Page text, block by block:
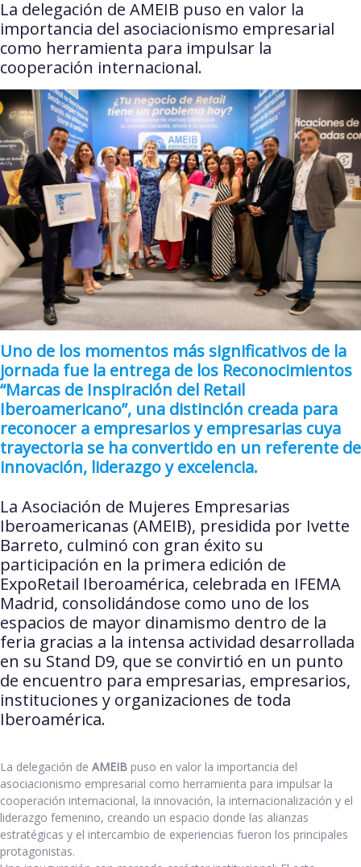
La delegación de AMEIB puso en valor la
importancia del asociacionismo empresarial
como herramienta para impulsar la
cooperación internacional.
Uno de los momentos más significativos de la
jornada fue la entrega de los Reconocimientos
“Marcas de Inspiración del Retail
Iberoamericano”, una distinción creada para
reconocer a empresarios y empresarias cuya
trayectoria se ha convertido en un referente de
innovación, liderazgo y excelencia.
La Asociación de Mujeres Empresarias
Iberoamericanas (AMEIB), presidida por Ivette
Barreto, culminó con gran éxito su
participación en la primera edición de
ExpoRetail Iberoamérica, celebrada en IFEMA
Madrid, consolidándose como uno de los
espacios de mayor dinamismo dentro de la
feria gracias a la intensa actividad desarrollada
en su Stand D9, que se convirtió en un punto
de encuentro para empresarias, empresarios,
instituciones y organizaciones de toda
Iberoamérica.
La delegación de AMEIB puso en valor la importancia del
asociacionismo empresarial como herramienta para impulsar la
cooperación internacional, la innovación, la internacionalización y el
liderazgo femenino, creando un espacio donde las alianzas
estratégicas y el intercambio de experiencias fueron los principales
protagonistas.